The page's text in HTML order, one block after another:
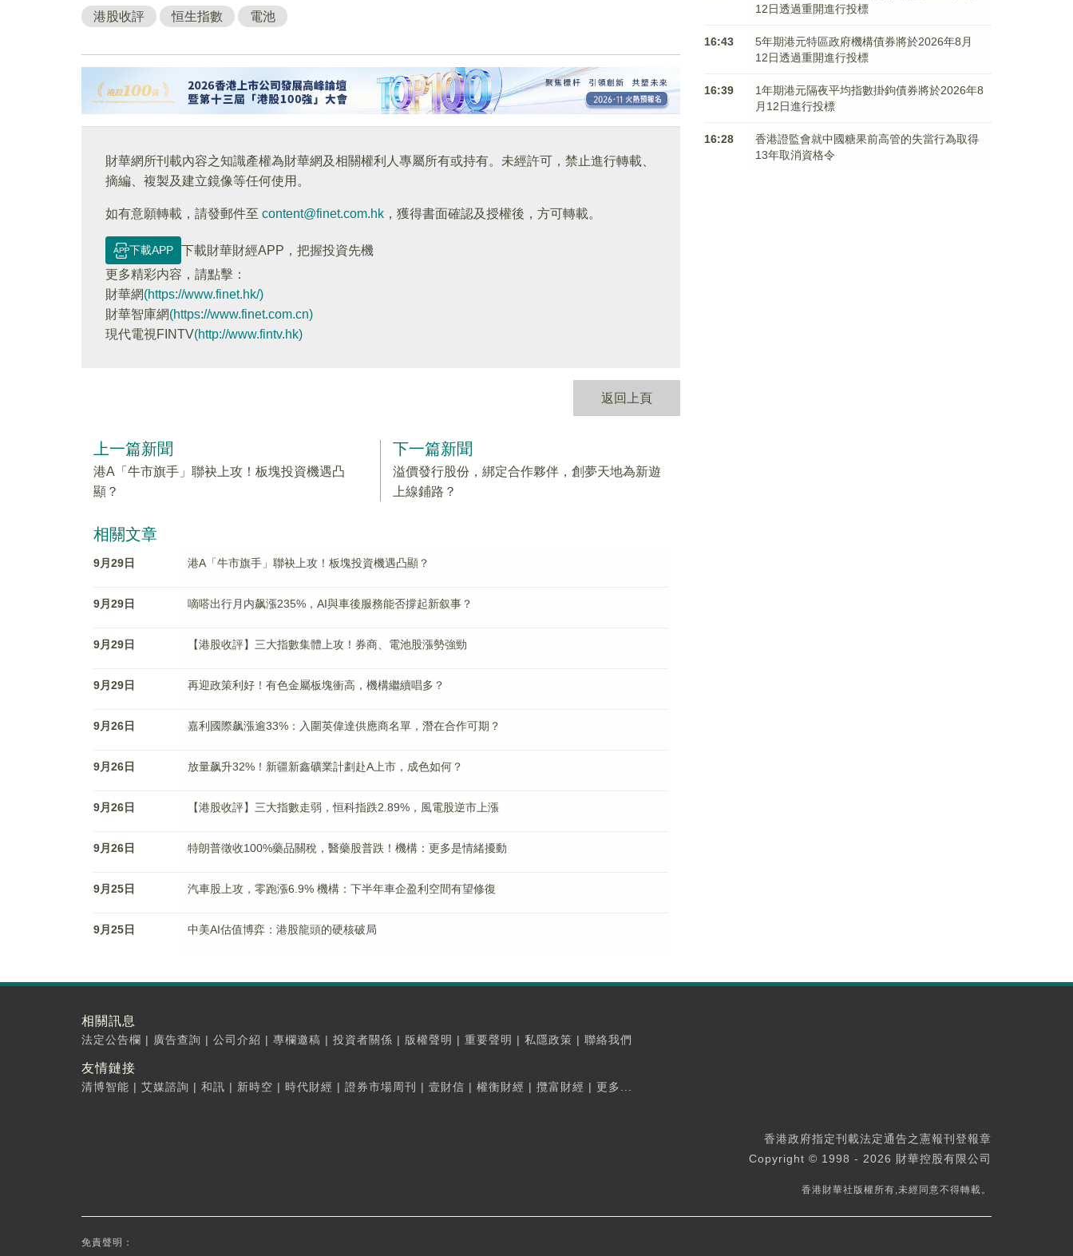
港股收評 恒生指數 電池
財華網所刊載內容之知識產權為財華網及相關權利人專屬所有或持有。未經許可，禁止進行轉載、
摘編、複製及建立鏡像等任何使用。
如有意願轉載，請發郵件至 content@finet.com.hk ，獲得書面確認及授權後，方可轉載。
下載APP
下載財華財經APP，把握投資先機
更多精彩内容，請點擊：
財華網(https://www.finet.hk/)
財華智庫網(https://www.finet.com.cn)
現代電視FINTV(http://www.fintv.hk)
返回上頁
上一篇新聞
港A「牛市旗手」聯袂上攻！板塊投資機遇凸
顯？
下一篇新聞
溢價發行股份，綁定合作夥伴，創夢天地為新遊
上線鋪路？
相關文章
9月29日 港A「牛市旗手」聯袂上攻！板塊投資機遇凸顯？
9月29日 嘀嗒出行月内飙漲235%，AI與車後服務能否撐起新叙事？
9月29日 【港股收評】三大指數集體上攻！券商、電池股漲勢強勁
9月29日 再迎政策利好！有色金屬板塊衝高，機構繼續唱多？
9月26日 嘉利國際飙漲逾33%：入圍英偉達供應商名單，潛在合作可期？
9月26日 放量飙升32%！新疆新鑫礦業計劃赴A上市，成色如何？
9月26日 【港股收評】三大指數走弱，恒科指跌2.89%，風電股逆市上漲
9月26日 特朗普徵收100%藥品關稅，醫藥股普跌！機構：更多是情緒擾動
9月25日 汽車股上攻，零跑漲6.9% 機構：下半年車企盈利空間有望修復
9月25日 中美AI估值博弈：港股龍頭的硬核破局
12日透過重開進行投標
16:43
5年期港元特區政府機構債券將於2026年8月
12日透過重開進行投標
16:39
1年期港元隔夜平均指數掛鉤債券將於2026年8
月12日進行投標
16:28
香港證監會就中國糖果前高管的失當行為取得
13年取消資格令
相關訊息
法定公告欄 | 廣告查詢 | 公司介紹 | 專欄邀稿 | 投資者關係 | 版權聲明 | 重要聲明 | 私隱政策 | 聯絡我們
友情鏈接
清博智能 | 艾媒諮詢 | 和訊 | 新時空 | 時代財經 | 證券市場周刊 | 壹財信 | 權衡財經 | 攬富財經 | 更多...
香港政府指定刊載法定通告之憲報刊登報章
Copyright © 1998 - 2026 財華控股有限公司
香港財華社版權所有,未經同意不得轉載。
免責聲明：